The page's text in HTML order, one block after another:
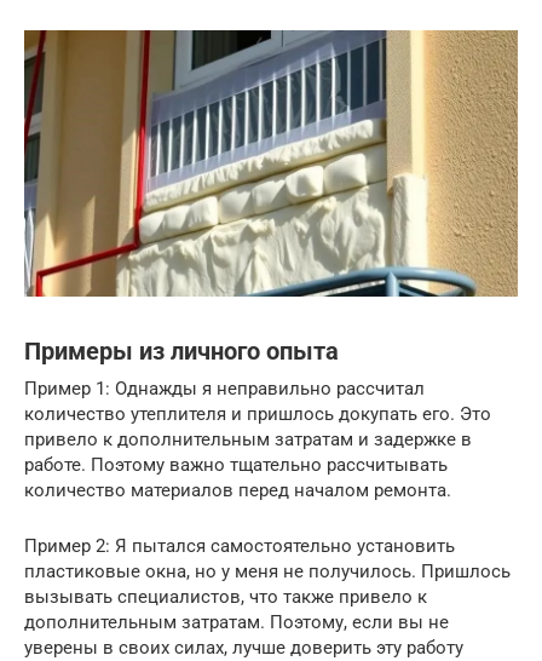
Примеры из личного опыта
Пример 1: Однажды я неправильно рассчитал
количество утеплителя и пришлось докупать его. Это
привело к дополнительным затратам и задержке в
работе. Поэтому важно тщательно рассчитывать
количество материалов перед началом ремонта.
Пример 2: Я пытался самостоятельно установить
пластиковые окна, но у меня не получилось. Пришлось
вызывать специалистов, что также привело к
дополнительным затратам. Поэтому, если вы не
уверены в своих силах, лучше доверить эту работу